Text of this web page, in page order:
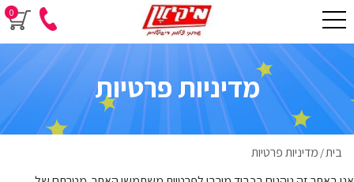
0
מדיניות פרטיות
בית/ מדיניות פרטיות